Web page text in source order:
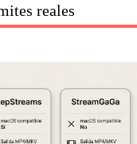
reales